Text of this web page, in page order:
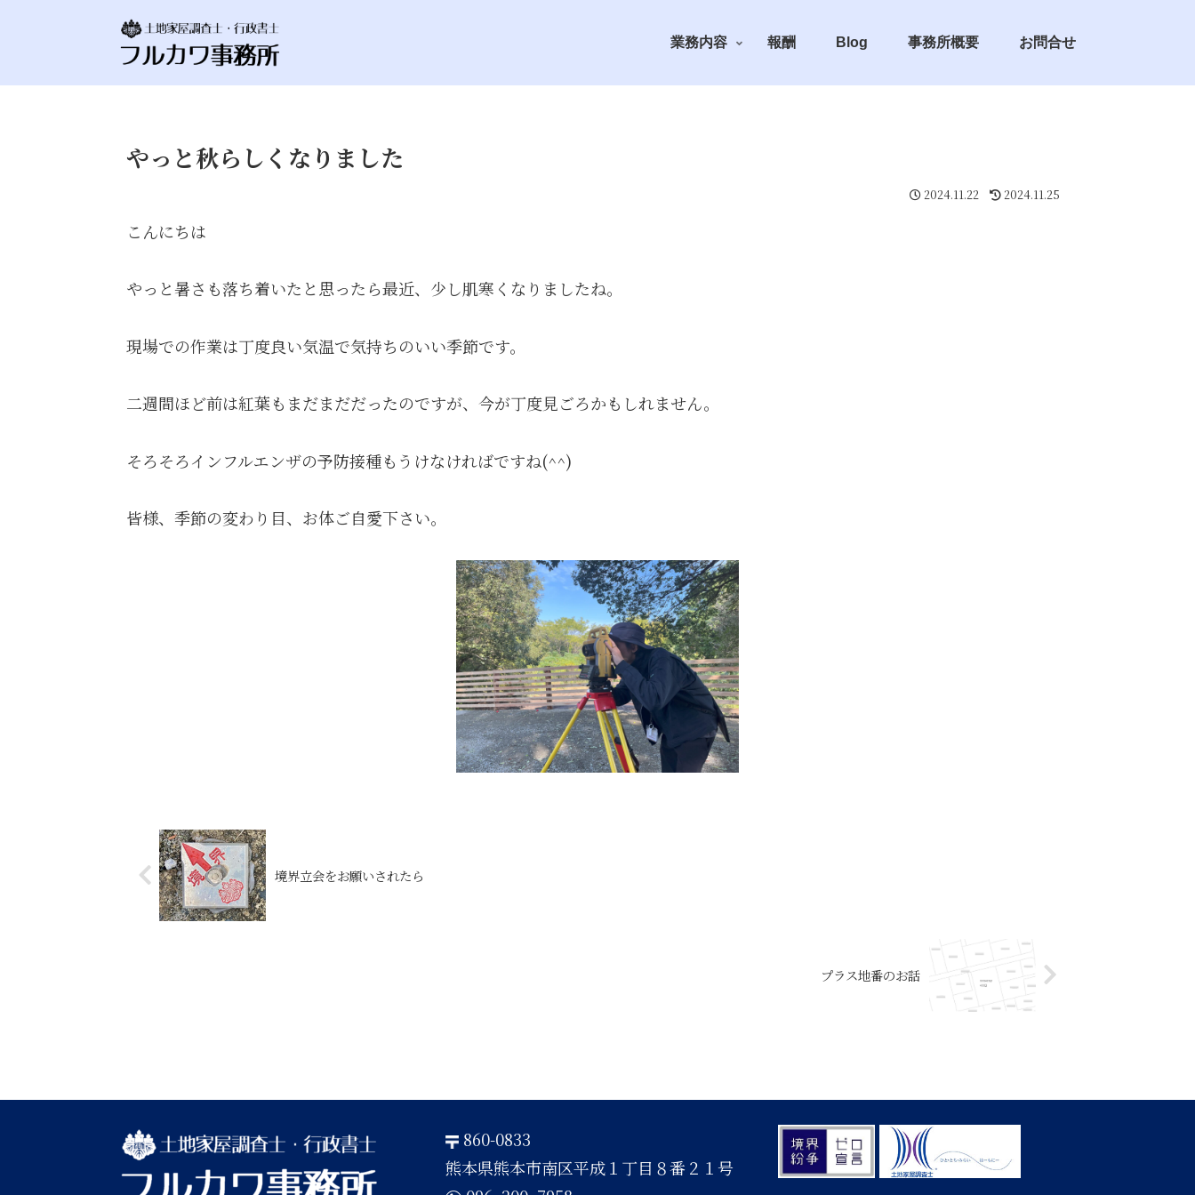
業務内容 報酬 Blog 事務所概要 お問合せ
やっと秋らしくなりました
2024.11.22 2024.11.25
こんにちは
やっと暑さも落ち着いたと思ったら最近、少し肌寒くなりましたね。
現場での作業は丁度良い気温で気持ちのいい季節です。
二週間ほど前は紅葉もまだまだだったのですが、今が丁度見ごろかもしれません。
そろそろインフルエンザの予防接種もうけなければですね(^^)
皆様、季節の変わり目、お体ご自愛下さい。
境界立会をお願いされたら
プラス地番のお話
860-0833
熊本県熊本市南区平成１丁目８番２１号